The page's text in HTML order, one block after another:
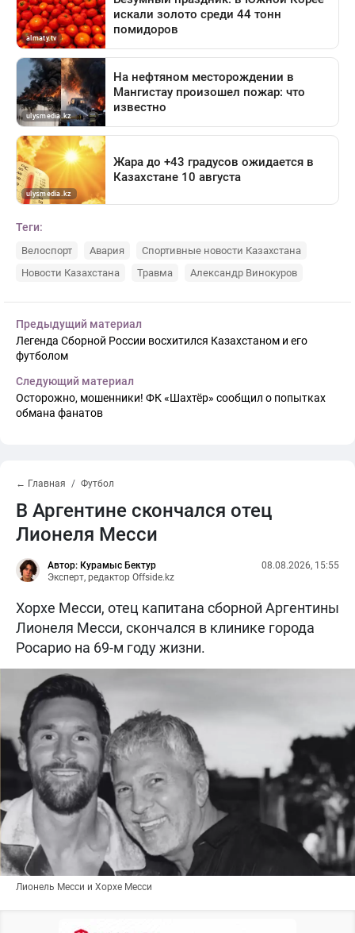
Теги:
Велоспорт Авария
Спортивные новости Казахстана
Новости Казахстана
Травма Александр Винокуров
Предыдущий материал
Легенда Сборной России восхитился Казахстаном и его
футболом
Следующий материал
Осторожно, мошенники! ФК «Шахтёр» сообщил о попытках
обмана фанатов
← Главная Футбол
В Аргентине скончался отец
Лионеля Месси
Автор: Курамыс Бектур
Эксперт, редактор Offside.kz
08.08.2026, 15:55
Хорхе Месси, отец капитана сборной Аргентины
Лионеля Месси, скончался в клинике города
Росарио на 69-м году жизни.
Лионель Месси и Хорхе Месси